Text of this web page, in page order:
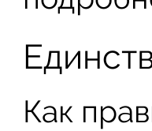
Как